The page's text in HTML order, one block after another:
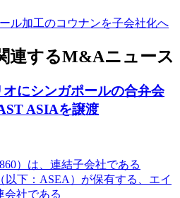
ル加工のコウナンを子会社化へ
連するM&Aニュース
にシンガポールの合弁会
ASIAを譲渡
）は、連結子会社である
以下：ASEA）が保有する、エイ
会社である